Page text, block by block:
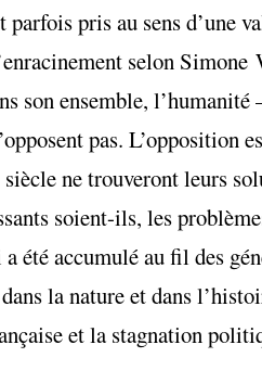
parfois pris au sens
selon
son ensemble,
pas.
ne trouveront leurs
soient-ils, les
été accumulé au fil des
la nature et dans
et la stagnation